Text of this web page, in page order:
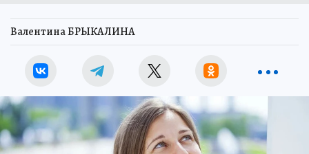
Валентина БРЫКАЛИНА